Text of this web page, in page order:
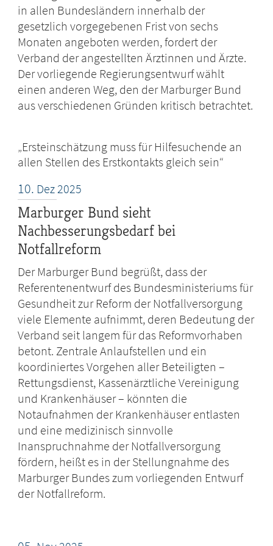
in allen Bundesländern innerhalb der
gesetzlich vorgegebenen Frist von sechs
Monaten angeboten werden, fordert der
Verband der angestellten Ärztinnen und Ärzte.
Der vorliegende Regierungsentwurf wählt
einen anderen Weg, den der Marburger Bund
aus verschiedenen Gründen kritisch betrachtet.
„Ersteinschätzung muss für Hilfesuchende an
allen Stellen des Erstkontakts gleich sein“
10. Dez2025
Marburger Bund sieht
Nachbesserungsbedarf bei
Notfallreform
Der Marburger Bund begrüßt, dass der
Referentenentwurf des Bundesministeriums für
Gesundheit zur Reform der Notfallversorgung
viele Elemente aufnimmt, deren Bedeutung der
Verband seit langem für das Reformvorhaben
betont. Zentrale Anlaufstellen und ein
koordiniertes Vorgehen aller Beteiligten –
Rettungsdienst, Kassenärztliche Vereinigung
und Krankenhäuser – könnten die
Notaufnahmen der Krankenhäuser entlasten
und eine medizinisch sinnvolle
Inanspruchnahme der Notfallversorgung
fördern, heißt es in der Stellungnahme des
Marburger Bundes zum vorliegenden Entwurf
der Notfallreform.